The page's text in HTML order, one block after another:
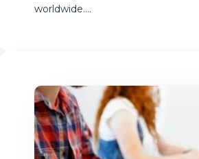
worldwide.…